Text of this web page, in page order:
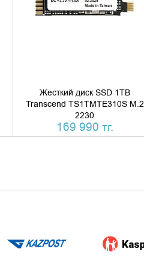
Жесткий диск SSD 1TB
Transcend TS1TMTE310S M.2
2230
169 990 тг.